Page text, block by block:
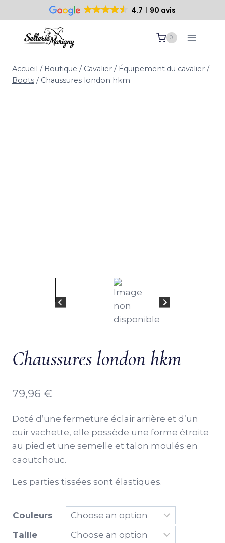
4.7 90 avis
10 ans d’expertise
Paiement sécurisé
0
Accueil / Boutique / Cavalier / Équipement du cavalier /
Boots / Chaussures london hkm
Chaussures london hkm
79,96 €
Doté d’une fermeture éclair arrière et d’un
cuir vachette, elle possède une forme étroite
au pied et une semelle et talon moulés en
caoutchouc.
Les parties tissées sont élastiques.
Couleurs
Taille